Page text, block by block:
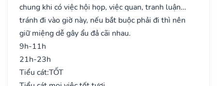
chung khi có việc hội họp, việc quan, tranh luận…
tránh đi vào giờ này, nếu bắt buộc phải đi thì nên
giữ miệng dễ gây ẩu đả cãi nhau.
9h-11h
21h-23h
Tiểu cát:TỐT